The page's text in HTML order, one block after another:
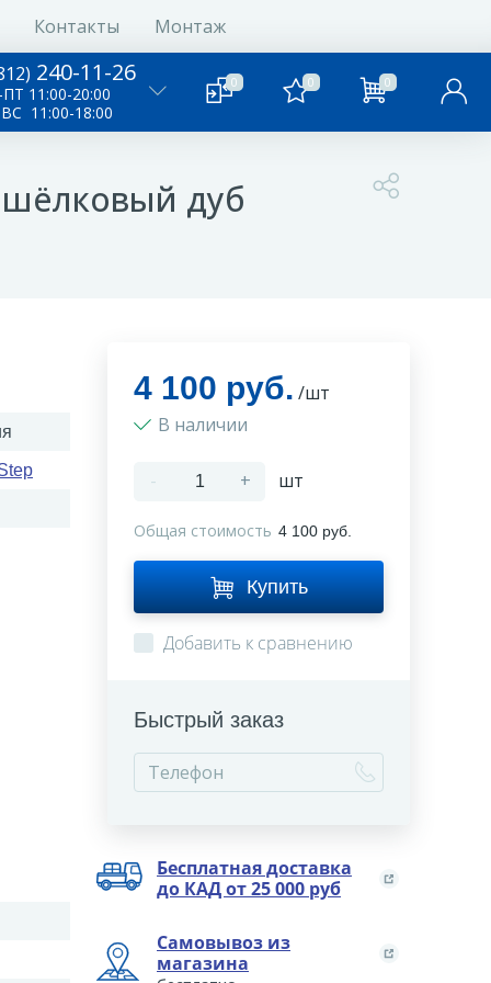
Контакты
Монтаж
240-11-26
11:00-20:00
11:00-18:00
0 0 0
шёлковый дуб
4 100 руб. /шт
В наличии
- + шт
Общая стоимость 4 100 руб.
Купить
Добавить к сравнению
Быстрый заказ
Бесплатная доставка
до КАД от 25 000 руб
Самовывоз из
магазина